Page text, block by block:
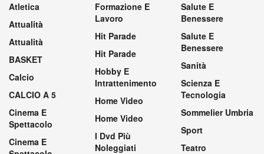
Atletica
Attualità
Attualità
BASKET
Calcio
CALCIO A 5
Cinema E
Spettacolo
Cinema E
Formazione E
Lavoro
Hit Parade
Hit Parade
Hobby E
Intrattenimento
Home Video
Home Video
I Dvd Più
Noleggiati
Salute E
Benessere
Salute E
Benessere
Sanità
Scienza E
Tecnologia
Sommelier Umbria
Sport
Teatro